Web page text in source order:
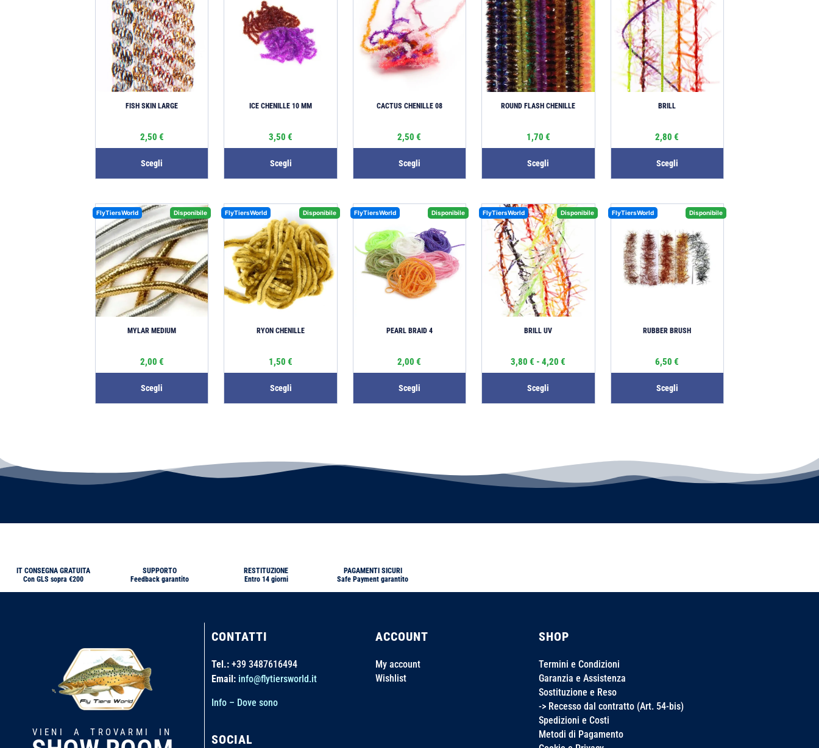
FISH SKIN LARGE
2,50 €
Scegli
ICE CHENILLE 10 MM
3,50€
Scegli
CACTUS CHENILLE 08
2,50€
Scegli
ROUND FLASH CHENILLE
1,70 €
Scegli
BRILL
2,80€
Scegli
FlyTiersWorld Disponibile
MYLAR MEDIUM
2,00 €
Scegli
FlyTiersWorld Disponibile
RYON CHENILLE
1,50€
Scegli
FlyTiersWorld Disponibile
PEARL BRAID 4
2,00€
Scegli
FlyTiersWorld Disponibile
BRILL UV
3,80€ - 4,20€
Scegli
FlyTiersWorld Disponibile
RUBBER BRUSH
6,50€
Scegli
IT CONSEGNA GRATUITA
Con GLS sopra €200
SUPPORTO
Feedback garantito
RESTITUZIONE
Entro 14 giorni
PAGAMENTI SICURI
Safe Payment garantito
VIENI A TROVARMI IN
CONTATTI
Tel.:+39 3487616494
Email: info@flytiersworld.it
Info – Dove sono
SOCIAL
ACCOUNT
My account
Wishlist
SHOP
Termini e Condizioni
Garanzia e Assistenza
Sostituzione e Reso
-> Recesso dal contratto (Art. 54-bis)
Spedizioni e Costi
Metodi di Pagamento